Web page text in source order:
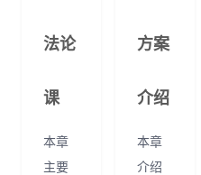
藏
法论
课
本章
主要
方案
介绍
本章
介绍